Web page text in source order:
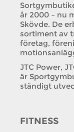
år 2000 – nu
Skövde. De
sortiment av
företag,
JTC Power,
är
ständigt
FITNESS